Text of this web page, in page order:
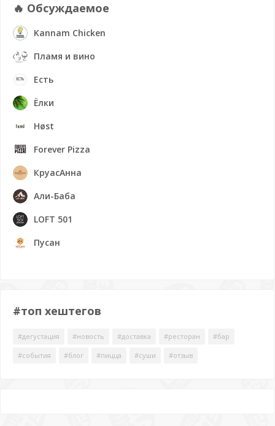
🔥 Обсуждаемое
Kannam Chicken
Пламя и вино
Есть
Ёлки
Høst
Forever Pizza
КруасАнна
Али-Баба
LOFT 501
Пусан
#топ хештегов
#дегустация #новость #доставка #ресторан #бар
#события #блог #пицца #суши #отзыв